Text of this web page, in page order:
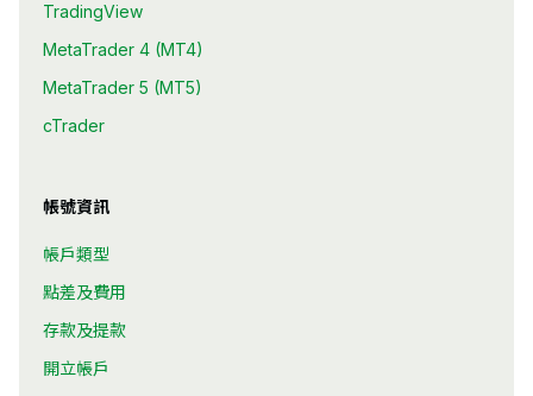
TradingView
MetaTrader 4 (MT4)
MetaTrader 5 (MT5)
cTrader
帳號資訊
帳戶類型
點差及費用
存款及提款
開立帳戶